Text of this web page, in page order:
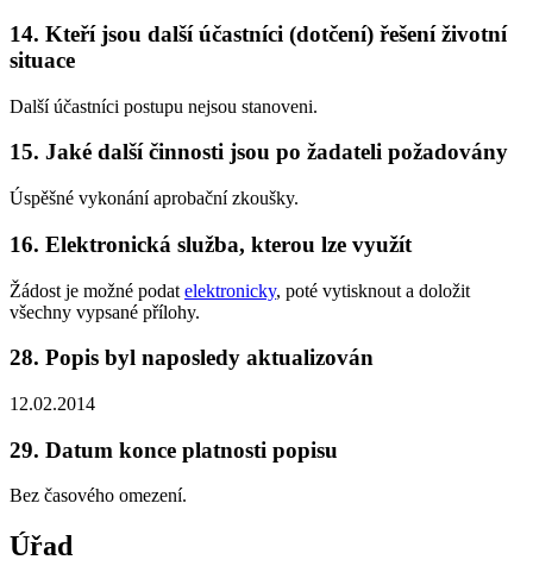
14. Kteří jsou další účastníci (dotčení) řešení životní
situace
Další účastníci postupu nejsou stanoveni.
15. Jaké další činnosti jsou po žadateli požadovány
Úspěšné vykonání aprobační zkoušky.
16. Elektronická služba, kterou lze využít
Žádost je možné podat elektronicky, poté vytisknout a doložit
všechny vypsané přílohy.
28. Popis byl naposledy aktualizován
12.02.2014
29. Datum konce platnosti popisu
Bez časového omezení.
Úřad